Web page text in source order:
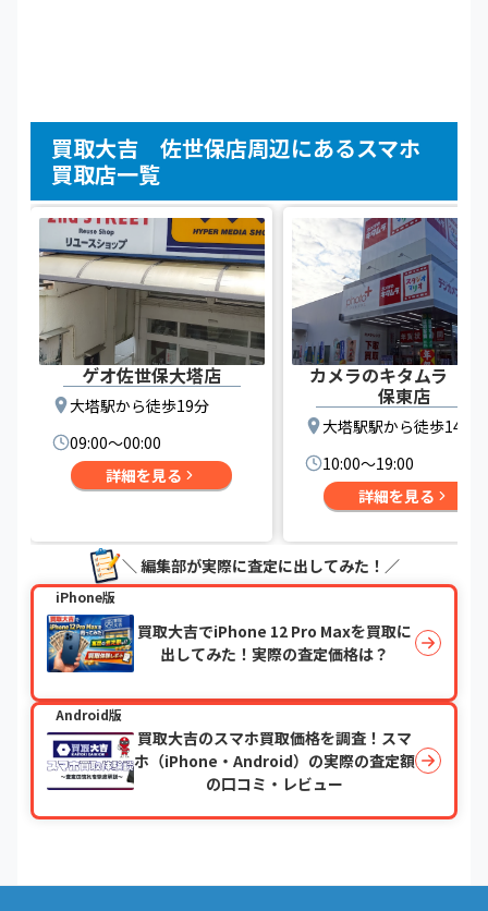
買取大吉 佐世保店周辺にあるスマホ
買取店一覧
ゲオ佐世保大塔店
大塔駅から徒歩19分
09:00〜00:00
詳細を見る
カメラのキタムラ 佐
保東店
大塔駅駅から徒歩14分
10:00〜19:00
詳細を見る
＼ 編集部が実際に査定に出してみた！／
iPhone版
買取大吉でiPhone 12 Pro Maxを買取に
出してみた！実際の査定価格は？
Android版
買取大吉のスマホ買取価格を調査！スマ
ホ（iPhone・Android）の実際の査定額
の口コミ・レビュー